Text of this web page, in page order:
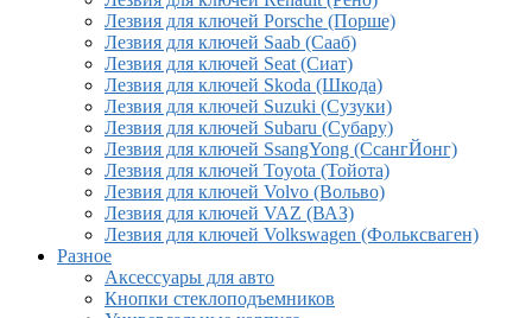
Лезвия для ключей Porsche (Порше)
Лезвия для ключей Saab (Сааб)
Лезвия для ключей Seat (Сиат)
Лезвия для ключей Skoda (Шкода)
Лезвия для ключей Suzuki (Сузуки)
Лезвия для ключей Subaru (Субару)
Лезвия для ключей SsangYong (СсангЙонг)
Лезвия для ключей Toyota (Тойота)
Лезвия для ключей Volvo (Вольво)
Лезвия для ключей VAZ (ВАЗ)
Лезвия для ключей Volkswagen (Фольксваген)
Разное
Aксессуары для авто
Кнопки стеклоподъемников